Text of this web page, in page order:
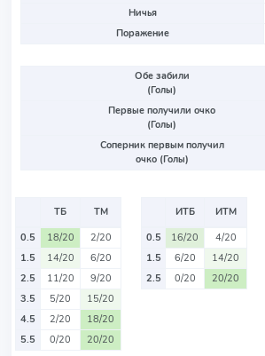
Ничья
Поражение
Обе забили
(Голы)
Первые получили очко
(Голы)
Соперник первым получил
очко (Голы)
ТБ
ТМ
0.5
18/20
2/20
1.5
14/20
6/20
2.5
11/20
9/20
3.5
5/20
15/20
4.5
2/20
18/20
5.5
0/20 20/20
ИТБ
ИТМ
0.5
16/20
4/20
1.5
6/20
14/20
2.5
0/20 20/20